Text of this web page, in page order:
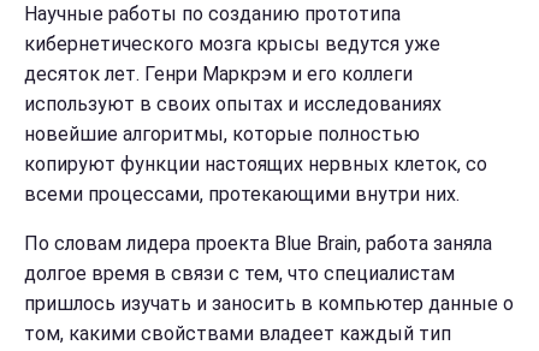
Научные работы по созданию прототипа
кибернетического мозга крысы ведутся уже
десяток лет. Генри Маркрэм и его коллеги
используют в своих опытах и исследованиях
новейшие алгоритмы, которые полностью
копируют функции настоящих нервных клеток, со
всеми процессами, протекающими внутри них.
По словам лидера проекта Blue Brain, работа заняла
долгое время в связи с тем, что специалистам
пришлось изучать и заносить в компьютер данные о
том, какими свойствами владеет каждый тип